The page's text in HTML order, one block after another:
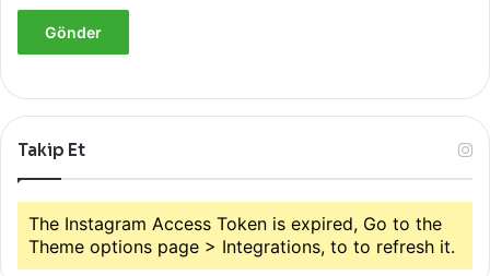
Takip Et
The Instagram Access Token is expired, Go to the
Theme options page > Integrations, to to refresh it.